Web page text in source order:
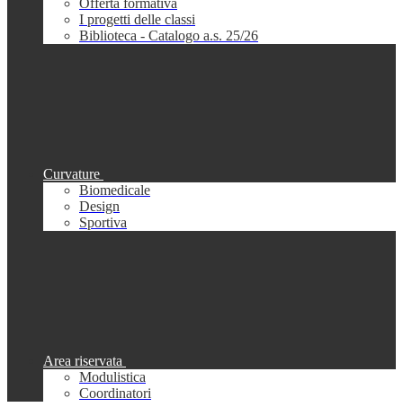
Offerta formativa
I progetti delle classi
Biblioteca - Catalogo a.s. 25/26
Curvature
Biomedicale
Design
Sportiva
Area riservata
Modulistica
Coordinatori